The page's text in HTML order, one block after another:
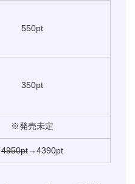
550pt
350pt
※発売未定
4950pt→4390pt